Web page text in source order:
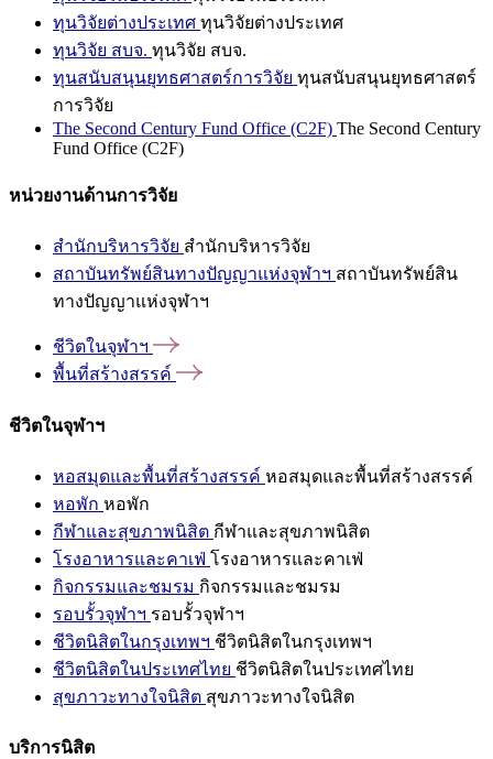
ทุนวิจัยต่างประเทศ ทุนวิจัยต่างประเทศ
ทุนวิจัย สบจ. ทุนวิจัย สบจ.
ทุนสนับสนุนยุทธศาสตร์การวิจัย ทุนสนับสนุนยุทธศาสตร์
การวิจัย
The Second Century Fund Office (C2F) The Second Century
Fund Office (C2F)
หน่วยงานด้านการวิจัย
สำนักบริหารวิจัย สำนักบริหารวิจัย
สถาบันทรัพย์สินทางปัญญาแห่งจุฬาฯ สถาบันทรัพย์สิน
ทางปัญญาแห่งจุฬาฯ
ชีวิตในจุฬาฯ
พื้นที่สร้างสรรค์
ชีวิตในจุฬาฯ
หอสมุดและพื้นที่สร้างสรรค์ หอสมุดและพื้นที่สร้างสรรค์
หอพัก หอพัก
กีฬาและสุขภาพนิสิต กีฬาและสุขภาพนิสิต
โรงอาหารและคาเฟ่ โรงอาหารและคาเฟ่
กิจกรรมและชมรม กิจกรรมและชมรม
รอบรั้วจุฬาฯ รอบรั้วจุฬาฯ
ชีวิตนิสิตในกรุงเทพฯ ชีวิตนิสิตในกรุงเทพฯ
ชีวิตนิสิตในประเทศไทย ชีวิตนิสิตในประเทศไทย
สุขภาวะทางใจนิสิต สุขภาวะทางใจนิสิต
บริการนิสิต